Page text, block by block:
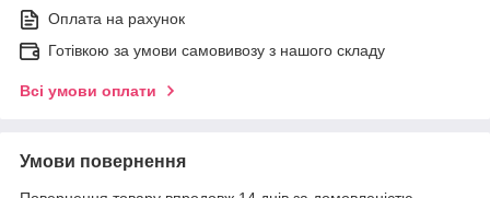
Оплата на рахунок
Готівкою за умови самовивозу з нашого складу
Всі умови оплати
Умови повернення